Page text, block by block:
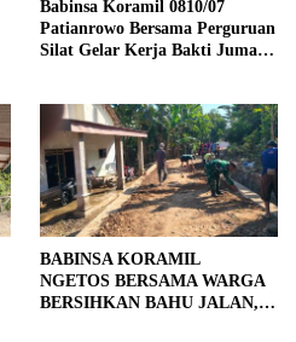
Babinsa Koramil 0810/07
Patianrowo Bersama Perguruan
Silat Gelar Kerja Bakti Jumat
BABINSA KORAMIL
NGETOS BERSAMA WARGA
BERSIHKAN BAHU JALAN,